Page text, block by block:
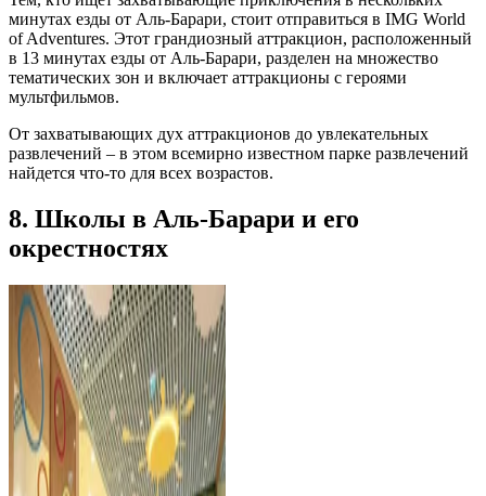
минутах езды от Аль-Барари, стоит отправиться в IMG World
of Adventures. Этот грандиозный аттракцион, расположенный
в 13 минутах езды от Аль-Барари, разделен на множество
тематических зон и включает аттракционы с героями
мультфильмов.
От захватывающих дух аттракционов до увлекательных
развлечений – в этом всемирно известном парке развлечений
найдется что-то для всех возрастов.
8. Школы в Аль-Барари и его
окрестностях